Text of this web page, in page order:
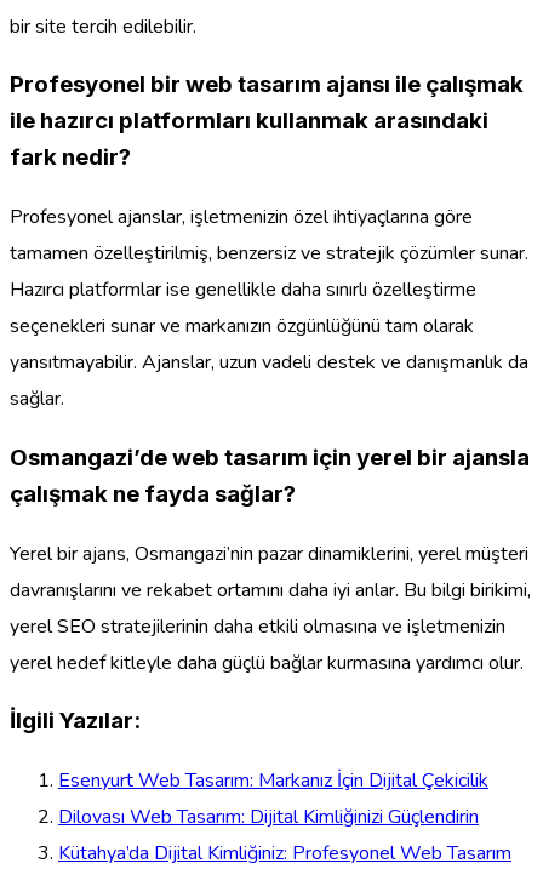
bir site tercih edilebilir.
Profesyonel bir web tasarım ajansı ile çalışmak
ile hazırcı platformları kullanmak arasındaki
fark nedir?
Profesyonel ajanslar, işletmenizin özel ihtiyaçlarına göre
tamamen özelleştirilmiş, benzersiz ve stratejik çözümler sunar.
Hazırcı platformlar ise genellikle daha sınırlı özelleştirme
seçenekleri sunar ve markanızın özgünlüğünü tam olarak
yansıtmayabilir. Ajanslar, uzun vadeli destek ve danışmanlık da
sağlar.
Osmangazi’de web tasarım için yerel bir ajansla
çalışmak ne fayda sağlar?
Yerel bir ajans, Osmangazi’nin pazar dinamiklerini, yerel müşteri
davranışlarını ve rekabet ortamını daha iyi anlar. Bu bilgi birikimi,
yerel SEO stratejilerinin daha etkili olmasına ve işletmenizin
yerel hedef kitleyle daha güçlü bağlar kurmasına yardımcı olur.
İlgili Yazılar:
Esenyurt Web Tasarım: Markanız İçin Dijital Çekicilik
Dilovası Web Tasarım: Dijital Kimliğinizi Güçlendirin
Kütahya’da Dijital Kimliğiniz: Profesyonel Web Tasarım